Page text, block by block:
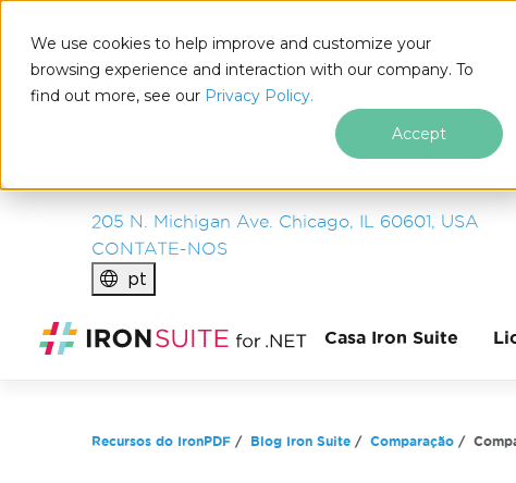
We use cookies to help improve and customize your
browsing experience and interaction with our company. To
find out more, see our Privacy Policy.
Accept
IRONSOFTWARE
PRODUTOS
EMPRESA
205 N. Michigan Ave. Chicago, IL 60601, USA
CONTATE-NOS
pt
Casa Iron Suite
Recursos do IronPDF Blog Iron Suite Comparação